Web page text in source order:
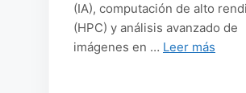
(IA), computación de alto
(HPC) y análisis avanzado de
imágenes en … Leer más